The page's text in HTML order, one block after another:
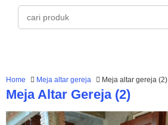
Home Meja altar gereja Meja altar gereja (2)
Meja Altar Gereja (2)